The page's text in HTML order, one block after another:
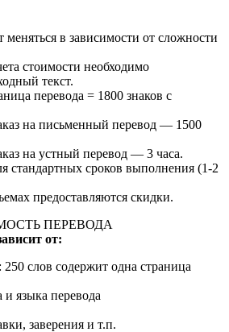
в зависимости от сложности
стоимости необходимо
текст.
перевода = 1800 знаков с
на письменный перевод — 1500
на устный перевод — 3 часа.
стандартных сроков выполнения (1-2
предоставляются скидки.
ПЕРЕВОДА
от:
250 слов содержит одна страница
языка перевода
заверения и т.п.